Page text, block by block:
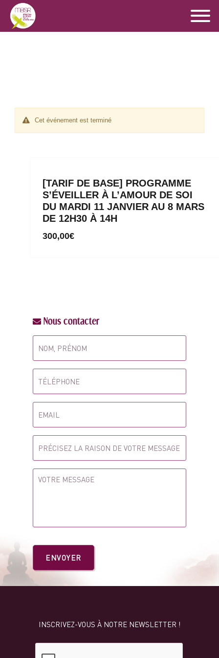
Cet événement est terminé
[TARIF DE BASE] PROGRAMME
S’ÉVEILLER À L’AMOUR DE SOI
DU MARDI 11 JANVIER AU 8 MARS
DE 12H30 À 14H
300,00€
Nous contacter
INSCRIVEZ-VOUS À NOTRE NEWSLETTER !